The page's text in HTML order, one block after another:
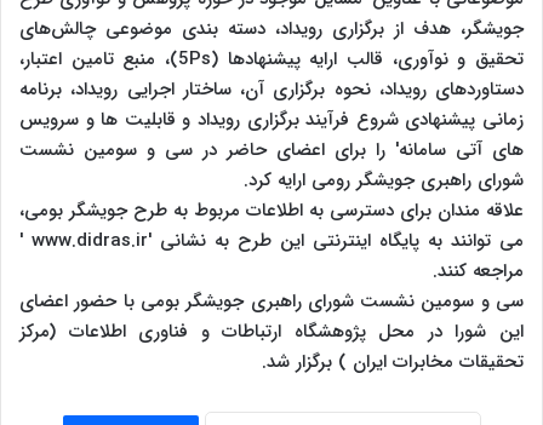
جویشگر، هدف از برگزاری رویداد، دسته بندی موضوعی چالش‌های
تحقیق و نوآوری، قالب ارایه پیشنهادها (5Ps)، منبع تامین اعتبار،
دستاوردهای رویداد، نحوه برگزاری آن، ساختار اجرایی رویداد، برنامه
زمانی پیشنهادی شروع فرآیند برگزاری رویداد و قابلیت‌ ها و سرویس‌
های آتی سامانه' را برای اعضای حاضر در سی و سومین نشست
شورای راهبری جویشگر رومی ارایه کرد.
علاقه مندان برای دسترسی به اطلاعات مربوط به طرح جویشگر بومی،
می‌ توانند به پایگاه اینترنتی این طرح به نشانی 'www.didras.ir '
مراجعه کنند.
سی و سومین نشست شورای راهبری جویشگر بومی با حضور اعضای
این شورا در محل پژوهشگاه ارتباطات و فناوری اطلاعات (مرکز
تحقیقات مخابرات ایران ) برگزار شد.